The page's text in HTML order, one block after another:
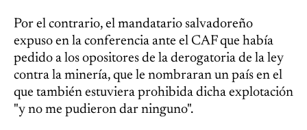
Por el contrario, el mandatario salvadoreño
expuso en la conferencia ante el CAF que había
pedido a los opositores de la derogatoria de la ley
contra la minería, que le nombraran un país en el
que también estuviera prohibida dicha explotación
"y no me pudieron dar ninguno".